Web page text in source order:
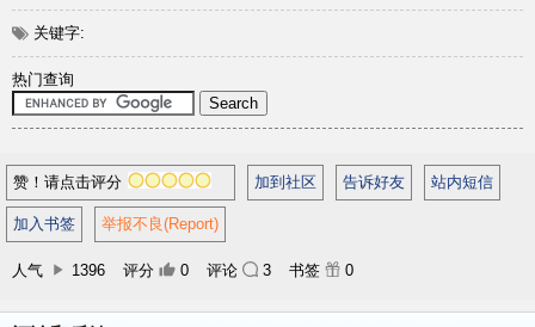
关键字:
热门查询
赞！请点击评分 加到社区 告诉好友 站内短信
加入书签 举报不良(Report)
人气 1396 评分 0 评论 3 书签 0